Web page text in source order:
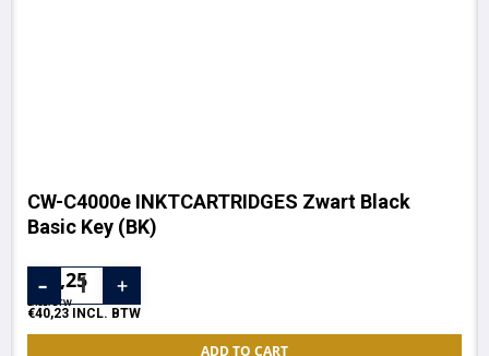
CW-C4000e INKTCARTRIDGES Zwart Black
Basic Key (BK)
33,25
EXCL. BTW
€40,23 INCL. BTW
ADD TO CART